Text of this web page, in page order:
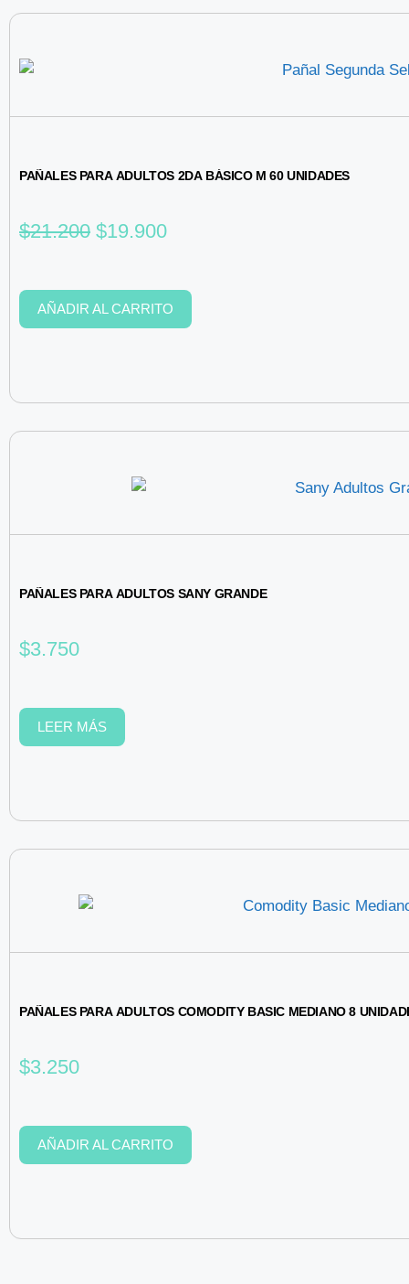
PAÑALES PARA ADULTOS 2DA BÁSICO M 60 UNIDADES
$21.200 $19.900
AÑADIR AL CARRITO
PAÑALES PARA ADULTOS SANY GRANDE
$3.750
LEER MÁS
PAÑALES PARA ADULTOS COMODITY BASIC MEDIANO 8
$3.250
AÑADIR AL CARRITO